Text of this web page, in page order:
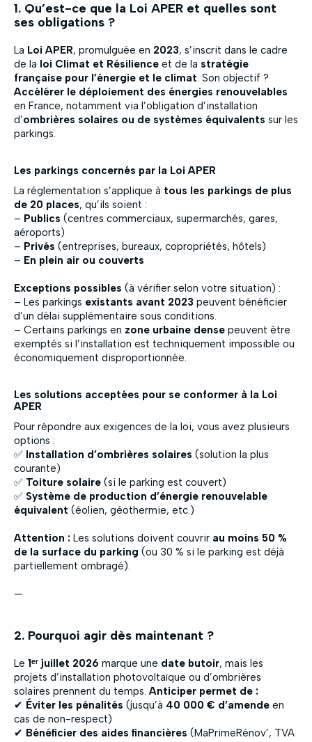
1. Qu’est-ce que la Loi APER et quelles sont
ses obligations ?
La Loi APER, promulguée en 2023, s’inscrit dans le cadre
de la loi Climat et Résilience et de la stratégie
française pour l’énergie et le climat. Son objectif ?
Accélérer le déploiement des énergies renouvelables
en France, notamment via l’obligation d’installation
d’ombrières solaires ou de systèmes équivalents sur les
parkings.
Les parkings concernés par la Loi APER
La réglementation s’applique à tous les parkings de plus
de 20 places, qu’ils soient :
– Publics (centres commerciaux, supermarchés, gares,
aéroports)
– Privés (entreprises, bureaux, copropriétés, hôtels)
– En plein air ou couverts
Exceptions possibles (à vérifier selon votre situation) :
– Les parkings existants avant 2023 peuvent bénéficier
d’un délai supplémentaire sous conditions.
– Certains parkings en zone urbaine dense peuvent être
exemptés si l’installation est techniquement impossible ou
économiquement disproportionnée.
Les solutions acceptées pour se conformer à la Loi
APER
Pour répondre aux exigences de la loi, vous avez plusieurs
options :
✅ Installation d’ombrières solaires (solution la plus
courante)
✅ Toiture solaire (si le parking est couvert)
✅ Système de production d’énergie renouvelable
équivalent (éolien, géothermie, etc.)
Attention : Les solutions doivent couvrir au moins 50 %
de la surface du parking (ou 30 % si le parking est déjà
partiellement ombragé).
—
2. Pourquoi agir dès maintenant ?
Le 1ᵉʳ juillet 2026 marque une date butoir, mais les
projets d’installation photovoltaïque ou d’ombrières
solaires prennent du temps.Anticiper permet de :
✔ Éviter les pénalités (jusqu’à 40 000 € d’amende en
cas de non-respect)
✔ Bénéficier des aides financières (MaPrimeRénov’, TVA